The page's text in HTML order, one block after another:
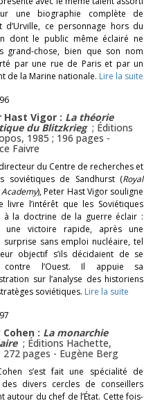
une biographie complète de
d’Urville, ce personnage hors du
dont le public même éclairé ne
grand-chose, bien que son nom
par une rue de Paris et par un
de la Marine nationale. Lire la suite
Hast Vigor : La théorie
duBlitzkrieg ; Éditions
1985 ; 196 pages -
Faivre
du Centre de recherches et
soviétiques de Sandhurst (Royal
), Peter Hast Vigor souligne
livre l’intérêt que les Soviétiques
à la doctrine de la guerre éclair :
une victoire rapide, après une
surprise sans emploi nucléaire, tel
objectif s’ils décidaient de se
contre l’Ouest. Il appuie sa
sur l’analyse des historiens
soviétiques. Lire la suite
Cohen : La monarchie
; Éditions Hachette,
272 pages - Eugène Berg
s’est fait une spécialité de
des divers cercles de conseillers
autour du chef de l’État. Cette fois-